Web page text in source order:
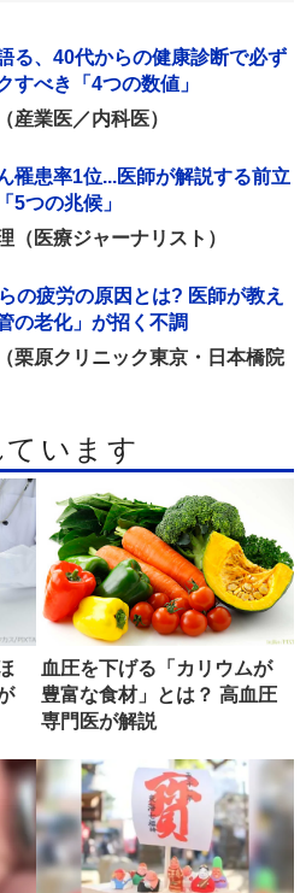
る、40代からの健康診断で必ず
すべき「4つの数値」
産業医／内科医）
罹患率1位...医師が解説する前立
5つの兆候」
（医療ジャーナリスト）
の疲労の原因とは? 医師が教え
の老化」が招く不調
栗原クリニック東京・日本橋院
います
血圧を下げる「カリウムが
豊富な食材」とは？ 高血圧
専門医が解説